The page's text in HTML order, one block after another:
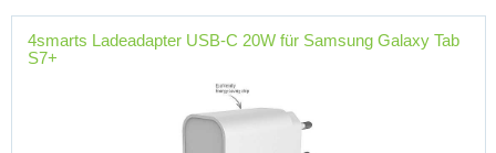
4smarts Ladeadapter USB-C 20W für Samsung Galaxy Tab
S7+